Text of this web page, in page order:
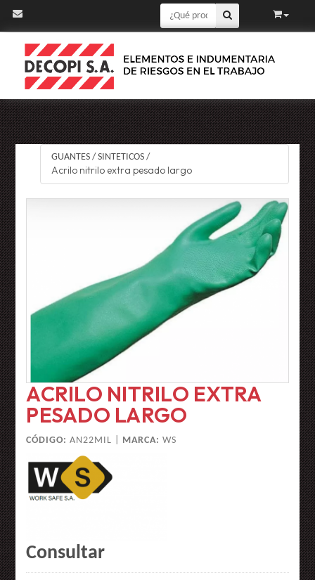
GUANTES /SINTETICOS /
Acrilo nitrilo extra pesado largo
ACRILO NITRILO EXTRA
PESADO LARGO
CÓDIGO: AN22MIL | MARCA: WS
Consultar